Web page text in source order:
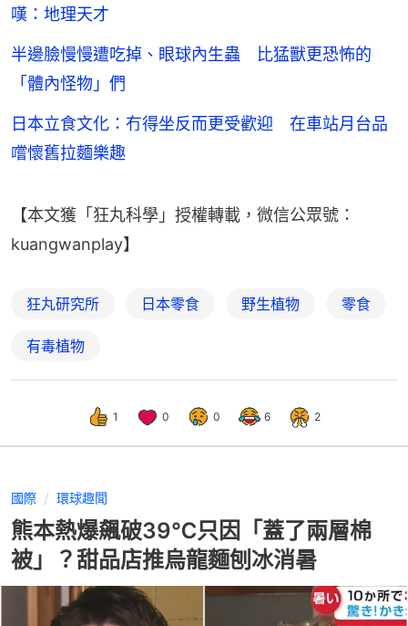
嘆：地理天才
半邊臉慢慢遭吃掉、眼球內生蟲 比猛獸更恐怖的
「體內怪物」們
日本立食文化：冇得坐反而更受歡迎 在車站月台品
嚐懷舊拉麵樂趣
【本文獲「狂丸科學」授權轉載，微信公眾號：
kuangwanplay】
狂丸研究所 日本零食 野生植物 零食
有毒植物
1 0 0 6 2
國際 環球趣聞
熊本熱爆飆破39℃只因「蓋了兩層棉
被」？甜品店推烏龍麵刨冰消暑